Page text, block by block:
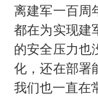
离建军一百周
都在为实现建
的安全压力也
化，还在部署
我们也一直在